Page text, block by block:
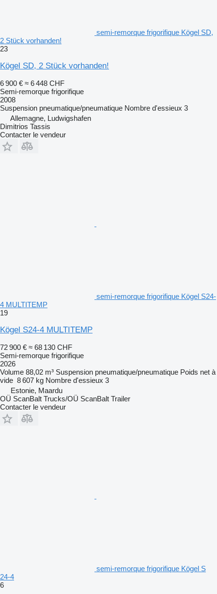
semi-remorque frigorifique Kögel SD,
2 Stück vorhanden!
23
Kögel SD, 2 Stück vorhanden!
6 900 € ≈ 6 448 CHF
Semi-remorque frigorifique
2008
Suspension pneumatique/pneumatique Nombre d'essieux 3
Allemagne, Ludwigshafen
Dimitrios Tassis
Contacter le vendeur
semi-remorque frigorifique Kögel S24-
4 MULTITEMP
19
Kögel S24-4 MULTITEMP
72 900 € ≈ 68 130 CHF
Semi-remorque frigorifique
2026
Volume 88,02 m³ Suspension pneumatique/pneumatique Poids net à
vide 8 607 kg Nombre d'essieux 3
Estonie, Maardu
OÜ ScanBalt Trucks/OÜ ScanBalt Trailer
Contacter le vendeur
semi-remorque frigorifique Kögel S
24-4
6